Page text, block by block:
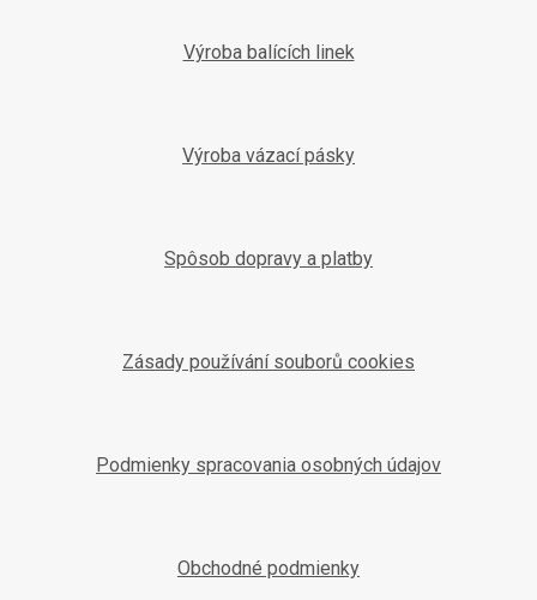
Výroba balících linek
Výroba vázací pásky
Spôsob dopravy a platby
Zásady používání souborů cookies
Podmienky spracovania osobných údajov
Obchodné podmienky